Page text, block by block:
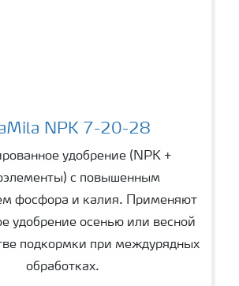
7-20-28
NPK 7-20-28
удобрение (NPK +
с повышенным
фосфора и калия. Применяют
удобрение осенью или весной
подкормки при междурядных
обработках.